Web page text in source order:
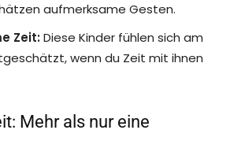
aufmerksame Gesten.
Zeit:Diese Kinder fühlen sich am
wenn du Zeit mit ihnen
Mehr als nur eine